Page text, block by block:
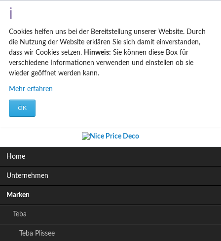
Cookies helfen uns bei der Bereitstellung unserer Website. Durch
die Nutzung der Website erklären Sie sich damit einverstanden,
dass wir Cookies setzen. Hinweis: Sie können diese Box für
verschiedene Informationen verwenden und einstellen ob sie
wieder geöffnet werden kann.
Mehr erfahren
OK
Home
Unternehmen
Marken
Teba
Teba Plissee